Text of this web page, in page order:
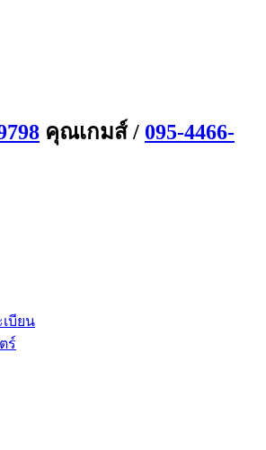
คุณเกมส์ / 095-4466-
บียน
ร์